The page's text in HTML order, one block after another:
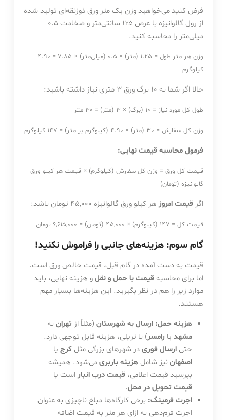
فرض کنید می‌خواهید وزن یک متر ورق ذوزنقه‌ای تولید شده
از رول گالوانیزه با عرض ۱۲۵ سانتی‌متر و ضخامت ۰.۵
میلی‌متر را محاسبه کنید.
وزن هر متر طول = 1.25 (متر) × 0.5 (میلی‌متر) × 7.85 = 4.90
کیلوگرم
حالا اگر شما به ۱۰ برگ ورق ۳ متری نیاز داشته باشید:
طول کل مورد نیاز = 10 (برگ) × 3 (متر) = 30 متر
وزن کل سفارش = 30 (متر) × 4.90 (کیلوگرم بر متر) = 147 کیلوگرم
فرمول محاسبه قیمت نهایی:
قیمت کل ورق = وزن کل سفارش (کیلوگرم) × قیمت هر کیلو ورق
گالوانیزه (تومان)
اگر قیمت امروزهر کیلو ورق گالوانیزه ۴۵,۰۰۰ تومان باشد:
قیمت کل = 147 (کیلوگرم) × 45,000 (تومان) = 6,615,000 تومان
گام سوم: هزینه‌های جانبی را فراموش نکنید!
قیمت به دست آمده در گام قبل، قیمت خالص ورق است.
اما برای محاسبه قیمت با حمل و نقلو هزینه نهایی، باید
موارد زیر را هم در نظر بگیرید. این هزینه‌ها بسیار مهم
هستند.
هزینه حمل: ارسال به شهرستان (مثلاً از تهران به
مشهد یا رامسر) با تریلی، هزینه قابل توجهی دارد.
حتیارسال فوریدر شهرهای بزرگی مثلکرج یا
اصفهان نیز شامل هزینه باربریمی‌شود. همیشه
بپرسید قیمت اعلامی، قیمت درب انباراست یا
قیمت تحویل در محل.
اجرت فرمینگ: برخی کارگاه‌ها مبلغ ناچیزی به عنوان
اجرت فرم‌دهی به ازای هر متر به قیمت اضافه